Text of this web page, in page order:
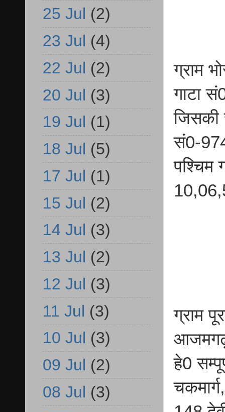
ग्राम
गाटा
जिसकी
सं0-
पश्चिम
ग्राम
आजमगढ़
हे0
25 Jul (2)
23 Jul (4)
22 Jul (2)
20 Jul (3)
19 Jul (1)
18 Jul (5)
17 Jul (1)
15 Jul (2)
14 Jul (3)
13 Jul (2)
12 Jul (3)
11 Jul (3)
10 Jul (3)
09 Jul (2)
08 Jul (3)